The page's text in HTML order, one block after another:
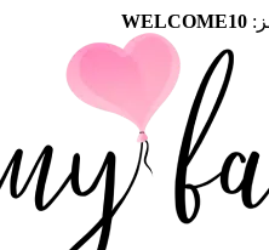
WELCOME10